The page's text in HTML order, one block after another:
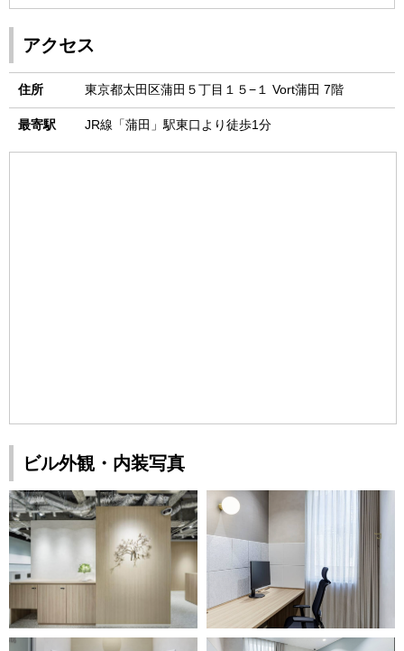
アクセス
住所 東京都太田区蒲田５丁目１５−１ Vort蒲田 7階
最寄駅 JR線「蒲田」駅東口より徒歩1分
ビル外観・内装写真